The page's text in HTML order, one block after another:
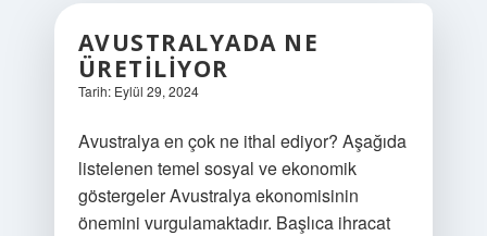
AVUSTRALYADA NE
ÜRETILIYOR
Tarih: Eylül 29, 2024
Avustralya en çok ne ithal ediyor? Aşağıda
listelenen temel sosyal ve ekonomik
göstergeler Avustralya ekonomisinin
önemini vurgulamaktadır. Başlıca ihracat